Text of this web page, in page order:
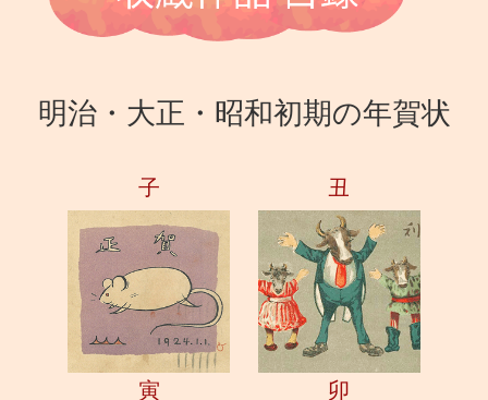
明治・大正・昭和初期の年賀状
子 丑
寅 卯